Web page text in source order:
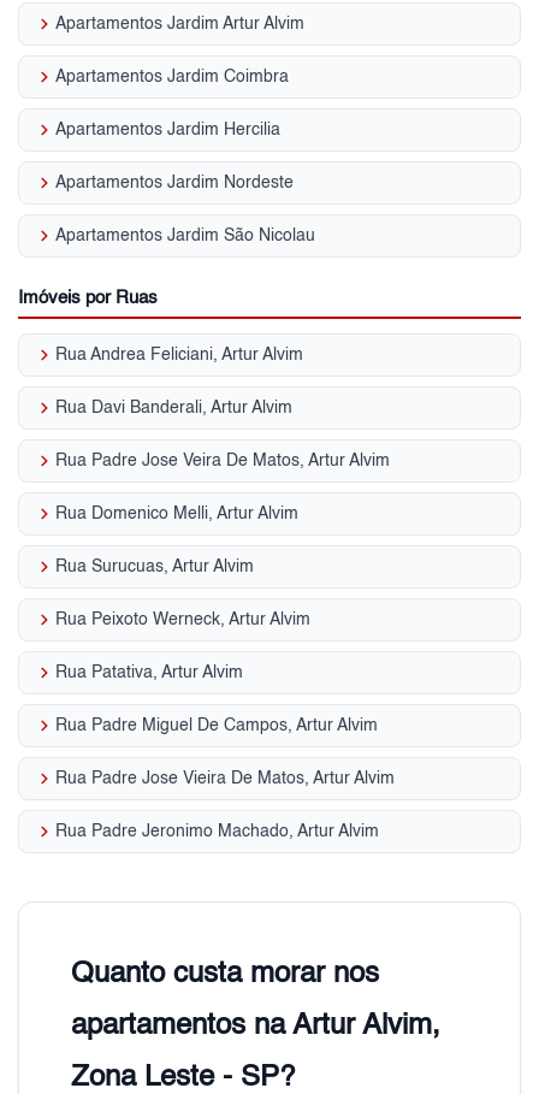
keyboard_arrow_right Apartamentos Jardim Artur Alvim
keyboard_arrow_right Apartamentos Jardim Coimbra
keyboard_arrow_right Apartamentos Jardim Hercilia
keyboard_arrow_right Apartamentos Jardim Nordeste
keyboard_arrow_right Apartamentos Jardim São Nicolau
Imóveis por Ruas
keyboard_arrow_right Rua Andrea Feliciani, Artur Alvim
keyboard_arrow_right Rua Davi Banderali, Artur Alvim
keyboard_arrow_right Rua Padre Jose Veira De Matos, Artur Alvim
keyboard_arrow_right Rua Domenico Melli, Artur Alvim
keyboard_arrow_right Rua Surucuas, Artur Alvim
keyboard_arrow_right Rua Peixoto Werneck, Artur Alvim
keyboard_arrow_right Rua Patativa, Artur Alvim
keyboard_arrow_right Rua Padre Miguel De Campos, Artur Alvim
keyboard_arrow_right Rua Padre Jose Vieira De Matos, Artur Alvim
keyboard_arrow_right Rua Padre Jeronimo Machado, Artur Alvim
Quanto custa morar nos
apartamentos na Artur Alvim,
Zona Leste - SP?